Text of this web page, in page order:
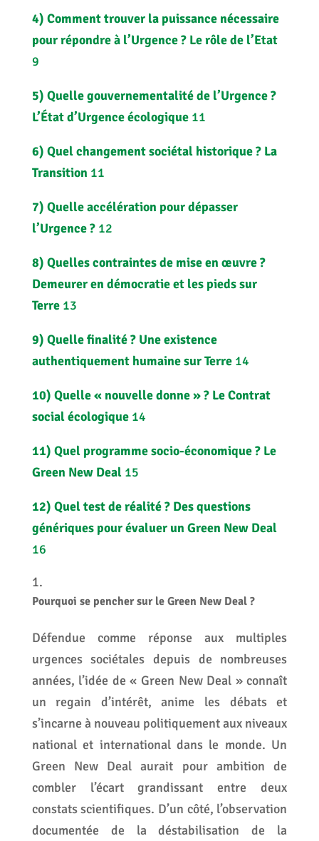
4) Comment trouver la puissance nécessaire
pour répondre à l’Urgence ? Le rôle de l’Etat
9
5) Quelle gouvernementalité de l’Urgence ?
L’État d’Urgence écologique11
6) Quel changement sociétal historique ? La
Transition 11
7) Quelle accélération pour dépasser
l’Urgence ?12
8) Quelles contraintes de mise en œuvre ?
Demeurer en démocratie et les pieds sur
Terre13
9) Quelle finalité ? Une existence
authentiquement humaine sur Terre14
10) Quelle « nouvelle donne » ? Le Contrat
social écologique14
11) Quel programme socio-économique ? Le
Green New Deal15
12) Quel test de réalité ? Des questions
génériques pour évaluer un Green New Deal
16
Pourquoi se pencher sur le Green New Deal ?
Défendue comme réponse aux multiples
urgences sociétales depuis de nombreuses
années, l’idée de « Green New Deal » connaît
un regain d’intérêt, anime les débats et
s’incarne à nouveau politiquement aux niveaux
national et international dans le monde. Un
Green New Deal aurait pour ambition de
combler l’écart grandissant entre deux
constats scientifiques. D’un côté, l’observation
documentée de la déstabilisation de la